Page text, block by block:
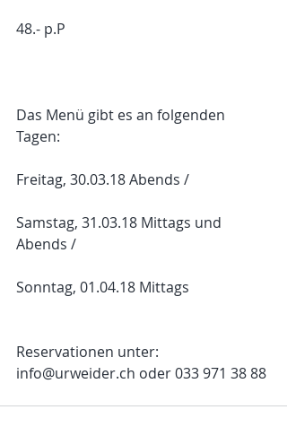
48.- p.P
Das Menü gibt es an folgenden
Tagen:
Freitag, 30.03.18 Abends /
Samstag, 31.03.18 Mittags und
Abends /
Sonntag, 01.04.18 Mittags
Reservationen unter:
info@urweider.ch oder 033 971 38 88